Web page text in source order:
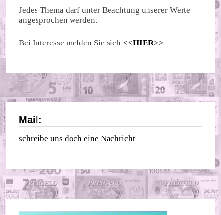
Jedes Thema darf unter Beachtung unserer Werte
angesprochen werden.
Bei Interesse melden Sie sich <<HIER>>
Mail:
schreibe uns doch eine Nachricht